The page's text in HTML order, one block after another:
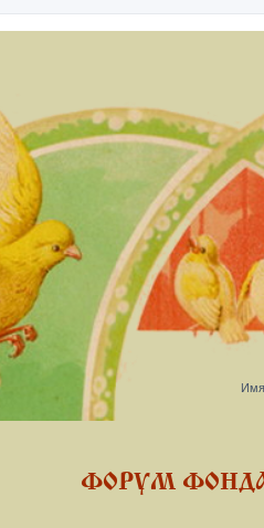
Имя
ФОРУМ